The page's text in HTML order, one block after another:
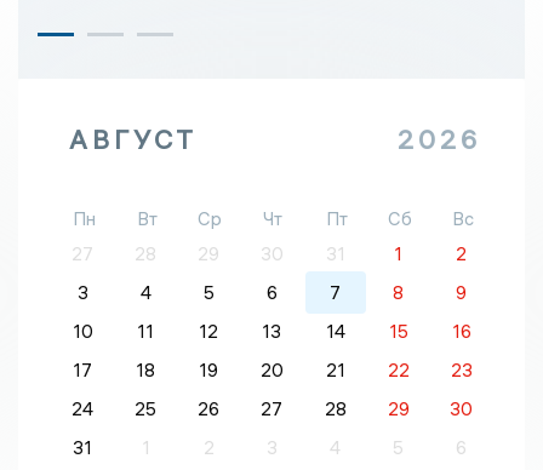
АВГУСТ 2026
Пн Вт Ср Чт Пт Сб
Вс
27
28 29 30 31 1
2
3
4 5 6 7 8
9
10
11 12 13 14 15
16
17
18 19 20 21 22
23
24
25 26 27 28 29
30
31
1 2 3 4 5 6